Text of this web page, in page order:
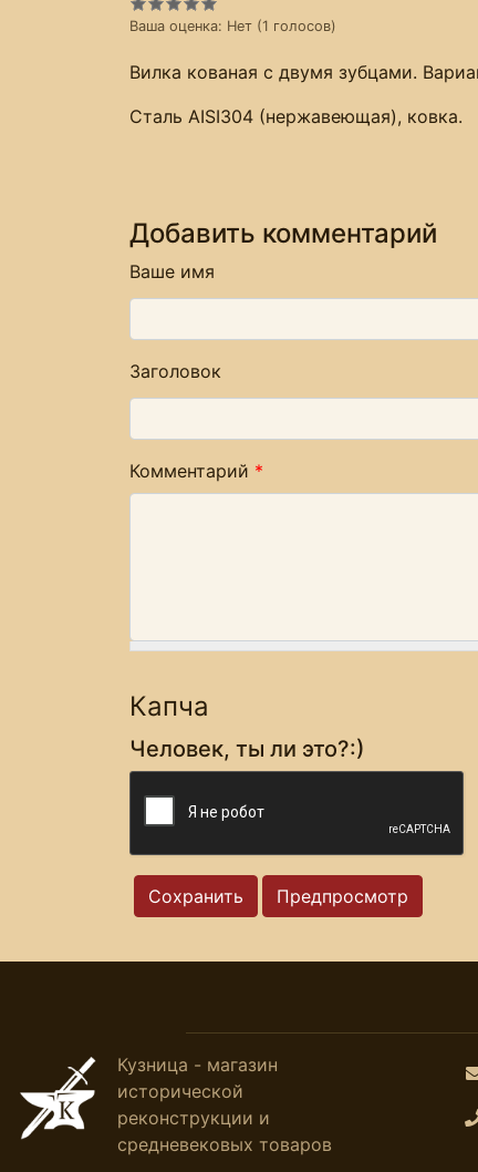
Ваша оценка: Нет (1 голосов)
Вилка кованая с двумя зубцами.
Сталь AISI304 (нержавеющая), ковка.
Добавить комментарий
Ваше имя
Заголовок
Комментарий *
Капча
Человек, ты ли это?:)
Кузница - магазин
исторической
реконструкции и
средневековых товаров